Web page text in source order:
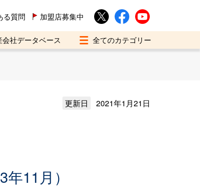
る質問 加盟店募集中
会社データベース
更新日 2021年1月21日
11月）